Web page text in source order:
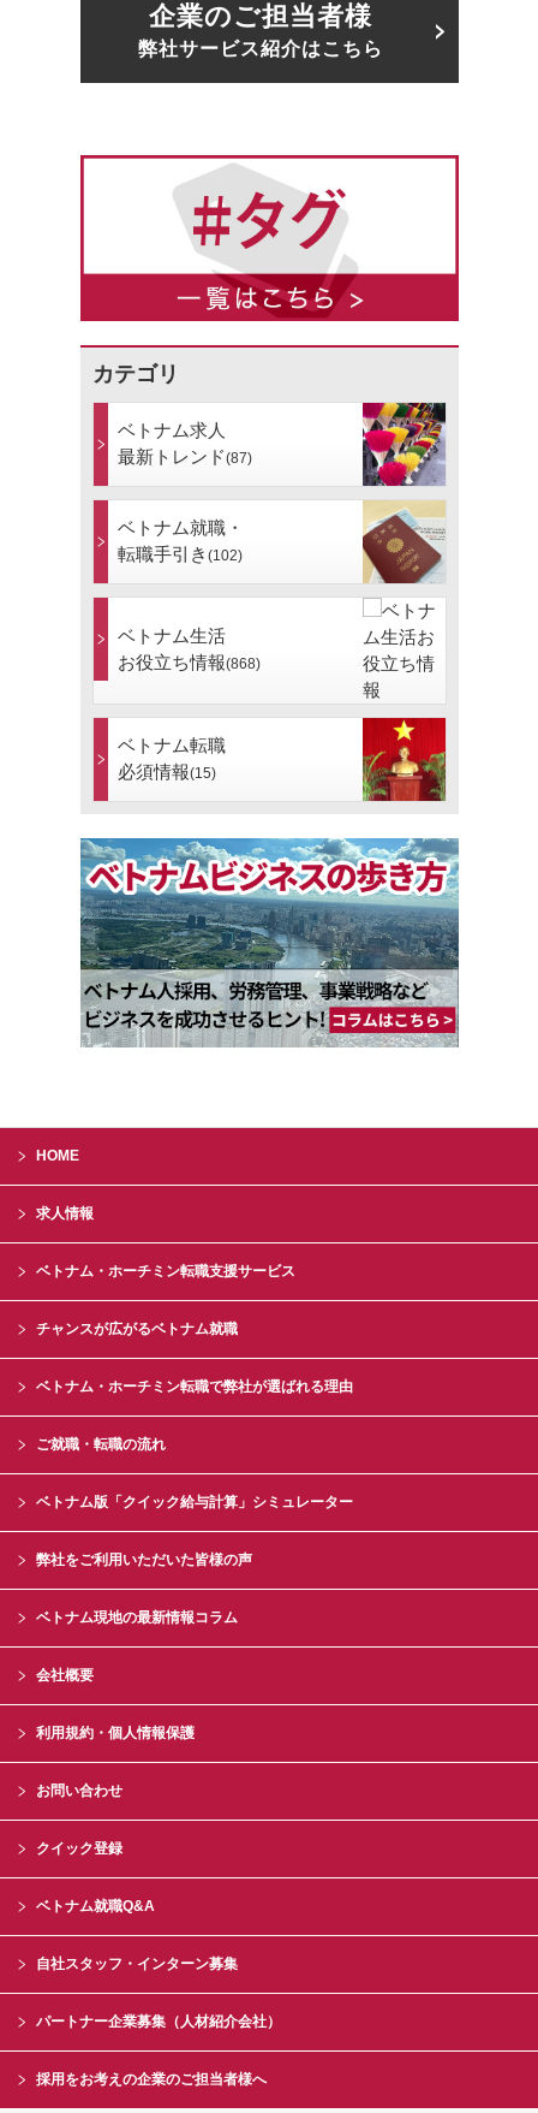
企業のご担当者様
弊社サービス紹介はこちら
カテゴリ
ベトナム求人
最新トレンド(87)
ベトナム就職・
転職手引き (102)
ベトナム生活
お役立ち情報(868)
ベトナム転職
必須情報(15)
HOME
求人情報
ベトナム・ホーチミン転職支援サービス
チャンスが広がるベトナム就職
ベトナム・ホーチミン転職で弊社が選ばれる理由
ご就職・転職の流れ
ベトナム版「クイック給与計算」シミュレーター
弊社をご利用いただいた皆様の声
ベトナム現地の最新情報コラム
会社概要
利用規約・個人情報保護
お問い合わせ
クイック登録
ベトナム就職Q&A
自社スタッフ・インターン募集
パートナー企業募集（人材紹介会社）
採用をお考えの企業のご担当者様へ